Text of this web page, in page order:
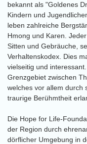
bekannt als "Goldenes
Kindern und
leben zahlreiche
Hmong und Karen.
Sitten und Gebräuche,
Verhaltenskodex. Dies
vielseitig und
Grenzgebiet zwischen
welches vor allem durch
traurige Berühmtheit
Die Hope for Life-
der Region durch
dörflicher Umgebung in